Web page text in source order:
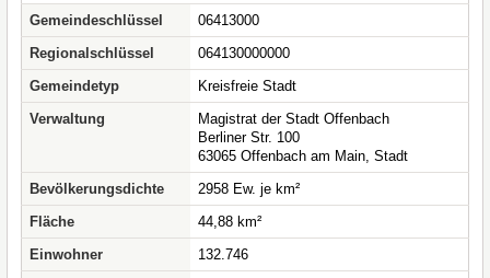
Gemeindeschlüssel
06413000
Regionalschlüssel
064130000000
Gemeindetyp
Kreisfreie Stadt
Verwaltung
Magistrat der Stadt Offenbach
Berliner Str. 100
63065 Offenbach am Main, Stadt
Bevölkerungsdichte
2958 Ew. je km²
Fläche
44,88 km²
Einwohner
132.746